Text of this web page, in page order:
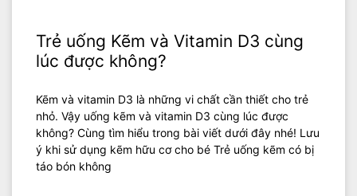
Trẻ uống Kẽm và Vitamin D3 cùng
lúc được không?
Kẽm và vitamin D3 là những vi chất cần thiết cho trẻ
nhỏ. Vậy uống kẽm và vitamin D3 cùng lúc được
không? Cùng tìm hiểu trong bài viết dưới đây nhé! Lưu
ý khi sử dụng kẽm hữu cơ cho bé Trẻ uống kẽm có bị
táo bón không